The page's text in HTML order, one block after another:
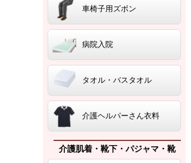
車椅子用ズボン
病院入院
タオル・バスタオル
介護ヘルパーさん衣料
介護肌着・靴下・パジャマ・靴